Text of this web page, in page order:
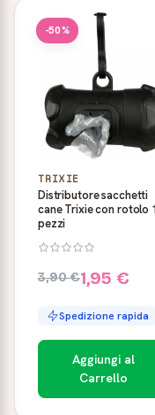
Prodotti
-50%
TRIXIE
Distributore sacchetti
cane Trixie con rotolo
pezzi
3,90 €1,95 €
Spedizione rapida
Aggiungi al
Carrello